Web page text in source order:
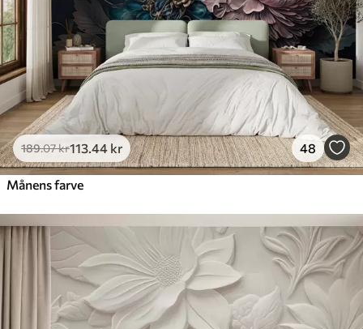
189.07kr113 .44 kr 48
Månens farve